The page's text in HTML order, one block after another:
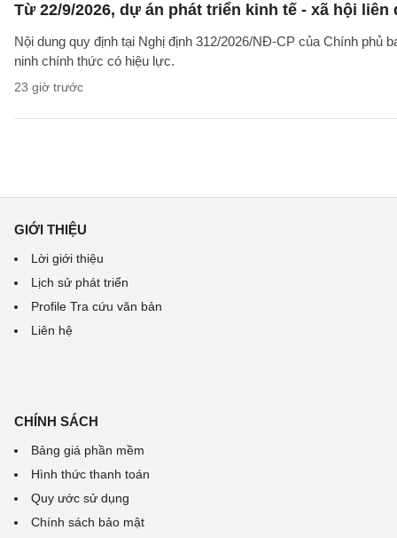
Từ 22/9/2026, dự án phát triển kinh tế - xã hội
Nội dung quy định tại Nghị định 312/2026/NĐ-CP của Chính phủ
ninh chính thức có hiệu lực.
23 giờ trước
GIỚI THIỆU
Lời giới thiệu
Lịch sử phát triển
Profile Tra cứu văn bản
Liên hệ
CHÍNH SÁCH
Bảng giá phần mềm
Hình thức thanh toán
Quy ước sử dụng
Chính sách bảo mật